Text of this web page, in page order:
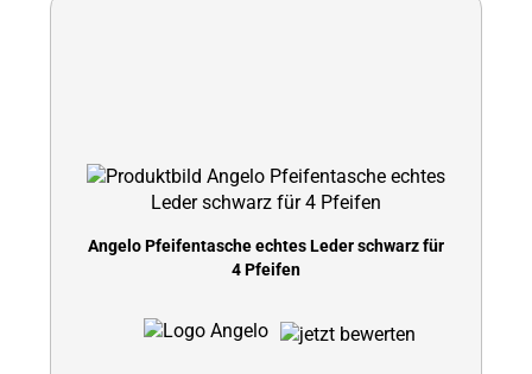
Angelo Pfeifentasche echtes Leder schwarz für
4 Pfeifen